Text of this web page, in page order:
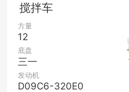
搅拌车
方量
12
底盘
三一
发动机
D09C6-320E0